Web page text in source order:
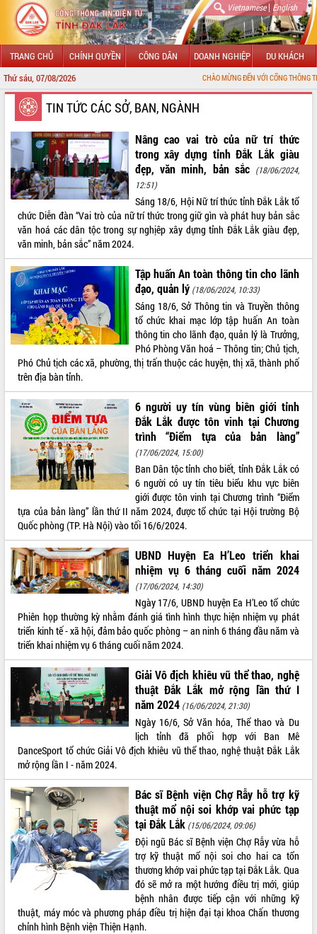
Vietnamese| English
TRANG CHỦ CHÍNH QUYỀN CÔNG DÂN DOANH NGHIỆP DU KHÁCH
Thứ sáu, 07/08/2026 CHÀO MỪNG ĐẾN VỚI CỔNG THÔNG TIN ĐIỆN TỬ
GIỚI THIỆU
LÃNH ĐẠO UBND TỈNH
TIN TỨC SỰ KIỆN
SỞ, BAN, NGÀNH
UBND CÁC XÃ, PHƯỜNG
THÔNG TIN CHỈ ĐẠO ĐIỀU HÀNH
HỆ THỐNG VĂN BẢN
VĂN BẢN HĐND TỈNH
ĐIỂM TIN VĂN BẢN
QUY HOẠCH - KẾ HOẠCH
VIDEO
Không có file video nào để phát.
ALBUM ẢNH
LIÊN KẾT WEB
THỐNG KÊ TRUY CẬP
TIN TỨC CÁC SỞ, BAN, NGÀNH
Nâng cao vai trò của nữ trí thức
trong xây dựng tỉnh Đắk Lắk giàu
đẹp, văn minh, bản sắc (18/06/2024,
12:51)
Sáng 18/6, Hội Nữ trí thức tỉnh Đắk Lắk tổ
chức Diễn đàn “Vai trò của nữ trí thức trong giữ gìn và phát huy bản sắc
văn hoá các dân tộc trong sự nghịêp xây dựng tỉnh Đắk Lắk giàu đẹp,
văn minh, bản sắc” năm 2024.
Tập huấn An toàn thông tin cho lãnh
đạo, quản lý (18/06/2024, 10:33)
Sáng 18/6, Sở Thông tin và Truyền thông
tổ chức khai mạc lớp tập huấn An toàn
thông tin cho lãnh đạo, quản lý là Trưởng,
Phó Phòng Văn hoá – Thông tin; Chủ tịch,
Phó Chủ tịch các xã, phường, thị trấn thuộc các huyện, thị xã, thành phố
trên địa bàn tỉnh.
6 người uy tín vùng biên giới tỉnh
Đắk Lắk được tôn vinh tại Chương
trình “Điểm tựa của bản làng”
(17/06/2024, 15:00)
Ban Dân tộc tỉnh cho biết, tỉnh Đắk Lắk có
6 người có uy tín tiêu biểu khu vực biên
giới được tôn vinh tại Chương trình “Điểm
tựa của bản làng” lần thứ II năm 2024, được tổ chức tại Hội trường Bộ
Quốc phòng (TP. Hà Nội) vào tối 16/6/2024.
UBND Huyện Ea H’Leo triển khai
nhiệm vụ 6 tháng cuối năm 2024
(17/06/2024, 14:30)
Ngày 17/6, UBND huyện Ea H’Leo tổ chức
Phiên họp thường kỳ nhằm đánh giá tình hình thực hiện nhiệm vụ phát
triển kinh tế - xã hội, đảm bảo quốc phòng – an ninh 6 tháng đầu năm và
triển khai nhiệm vụ 6 tháng cuối năm 2024.
Giải Vô địch khiêu vũ thể thao, nghệ
thuật Đắk Lắk mở rộng lần thứ I
năm 2024 (16/06/2024, 21:30)
Ngày 16/6, Sở Văn hóa, Thể thao và Du
lịch tỉnh đã phối hợp với Ban Mê
DanceSport tổ chức Giải Vô địch khiêu vũ thể thao, nghệ thuật Đắk Lắk
mở rộng lần I - năm 2024.
Bác sĩ Bệnh viện Chợ Rẫy hỗ trợ kỹ
thuật mổ nội soi khớp vai phức tạp
tại Đắk Lắk (15/06/2024, 09:06)
Đội ngũ Bác sĩ Bệnh viện Chợ Rẫy vừa hỗ
trợ kỹ thuật mổ nội soi cho hai ca tổn
thương khớp vai phức tạp tại Đắk Lắk. Qua
đó sẽ mở ra một hướng điều trị mới, giúp
bệnh nhân được tiếp cận với những kỹ
thuật, máy móc và phương pháp điều trị hiện đại tại khoa Chấn thương
chỉnh hình Bệnh viện Thiện Hạnh.